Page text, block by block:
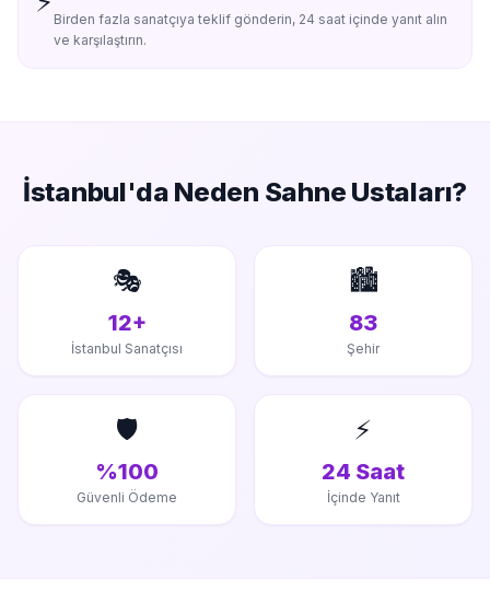
Birden fazla sanatçıya teklif gönderin, 24 saat içinde yanıt alın
ve karşılaştırın.
İstanbul'da Neden Sahne Ustaları?
🎭
12+
İstanbul Sanatçısı
🏙️
83
Şehir
🛡️
%100
Güvenli Ödeme
⚡
24 Saat
İçinde Yanıt